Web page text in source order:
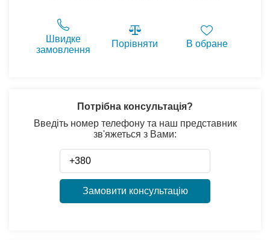
Швидке
замовлення
Порівняти В обране
Потрібна консультація?
Введіть номер телефону та наш представник
зв'яжеться з Вами:
Замовити консультацію